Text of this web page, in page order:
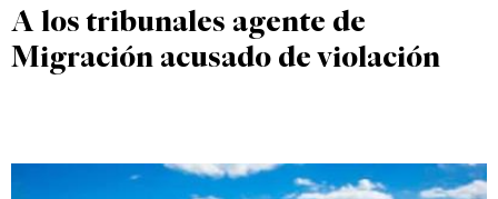
A los tribunales agente de
Migración acusado de violación